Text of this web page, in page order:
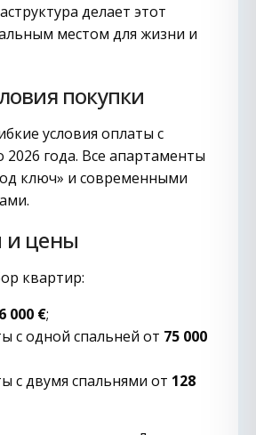
делает этот
местом для жизни и
покупки
условия оплаты с
2026 года. Все апартаменты
ключ» и современными
и цены
квартир:
000 €;
с одной спальней от 75 000
с двумя спальнями от 128